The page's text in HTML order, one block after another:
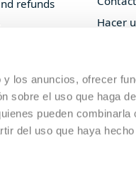
los anuncios, ofrecer
sobre el uso que haga
pueden combinarla
del uso que haya
refunds
Hacer